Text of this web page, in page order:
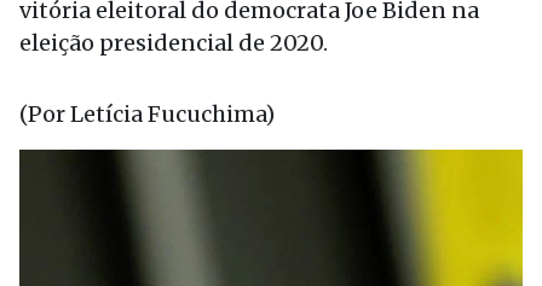
vitória eleitoral do democrata Joe Biden na
eleição presidencial de 2020.
(Por Letícia Fucuchima)